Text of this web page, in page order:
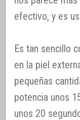
efectivo, y es
Es tan sencillo
en la piel
pequeñas
potencia unos
unos 20